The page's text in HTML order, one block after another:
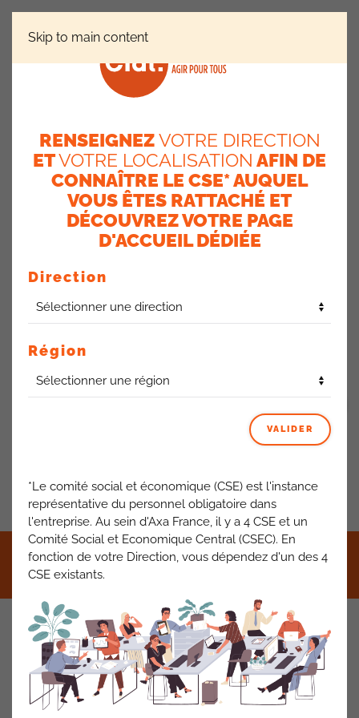
Skip to main content
Enquête « ma vie sur
site » (RP Sud Est)
10 juillet 2024
locaux pour travailler, sont des points importants que la
L’enquête a été prolongée et est toujours disponible.
ACTUALITÉS AXA FRANCE
PRÉCÉDENT SUIVANT
©2021 CFDT AXA France • Mentions légales•RGPD •
RENSEIGNEZVOTRE DIRECTION
ETVOTRE LOCALISATION AFIN DE
CONNAÎTRE LE CSE* AUQUEL
VOUS ÊTES RATTACHÉ ET
DÉCOUVREZ VOTRE PAGE
D'ACCUEIL DÉDIÉE
Direction
Région
VALIDER
*Le comité social et économique (CSE) est l'instance
représentative du personnel obligatoire dans
l'entreprise. Au sein d'Axa France, il y a 4 CSE et un
Comité Social et Economique Central (CSEC). En
fonction de votre Direction, vous dépendez d'un des 4
CSE existants.